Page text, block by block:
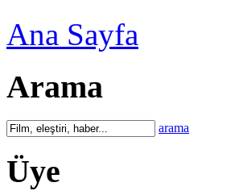
Ana Sayfa
Arama
arama
Üye